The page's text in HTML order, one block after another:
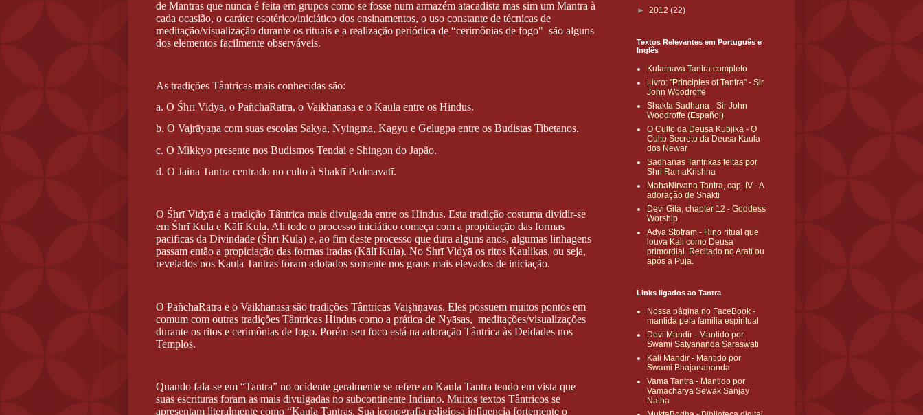
de Mantras que nunca é feita em grupos como se fosse num armazém atacadista mas sim um Mantra à
cada ocasião, o caráter esotérico/iniciático dos ensinamentos, o uso constante de técnicas de
meditação/visualização durante os rituais e a realização periódica de “cerimônias de fogo" são alguns
dos elementos facilmente observáveis.
As tradições Tântricas mais conhecidas são:
a. O Śhrī Vidyā, o PañchaRātra, o Vaikhānasa e o Kaula entre os Hindus.
b. O Vajrāyaṇa com suas escolas Sakya, Nyingma, Kagyu e Gelugpa entre os Budistas Tibetanos.
c. O Mikkyo presente nos Budismos Tendai e Shingon do Japão.
d. O Jaina Tantra centrado no culto à Shaktī Padmavatī.
O Śhrī Vidyā é a tradição Tântrica mais divulgada entre os Hindus. Esta tradição costuma dividir-se
em Śhrī Kula e Kālī Kula. Ali todo o processo iniciático começa com a propiciação das formas
pacificas da Divindade (Śhrī Kula) e, ao fim deste processo que dura alguns anos, algumas linhagens
passam então a propiciação das formas iradas (Kālī Kula). No Śhrī Vidyā os ritos Kaulikas, ou seja,
revelados nos Kaula Tantras foram adotados somente nos graus mais elevados de iniciação.
O PañchaRātra e o Vaikhānasa são tradições Tântricas Vaiṣhṇavas. Eles possuem muitos pontos em
comum com outras tradições Tântricas Hindus como a prática de Nyāsas, meditações/visualizações
durante os ritos e cerimônias de fogo. Porém seu foco está na adoração Tântrica às Deidades nos
Templos.
Quando fala-se em “Tantra” no ocidente geralmente se refere ao Kaula Tantra tendo em vista que
suas escrituras foram as mais divulgadas no subcontinente Indiano. Muitos textos Tântricos se
apresentam literalmente como “Kaula Tantras. Sua iconografia religiosa influencia fortemente o
► 2012 (22)
Textos Relevantes em Português e
Inglês
Kularnava Tantra completo
Livro: "Principles of Tantra" - Sir
John Woodroffe
Shakta Sadhana - Sir John
Woodroffe (Español)
O Culto da Deusa Kubjika - O
Culto Secreto da Deusa Kaula
dos Newar
Sadhanas Tantrikas feitas por
Shri RamaKrishna
MahaNirvana Tantra, cap. IV - A
adoração de Shakti
Devi Gita, chapter 12 - Goddess
Worship
Adya Stotram - Hino ritual que
louva Kali como Deusa
primordial. Recitado no Arati ou
após a Puja.
Links ligados ao Tantra
Nossa página no FaceBook -
mantida pela familia espiritual
Devi Mandir - Mantido por
Swami Satyananda Saraswati
Kali Mandir - Mantido por
Swami Bhajanananda
Vama Tantra - Mantido por
Vamacharya Sewak Sanjay
Natha